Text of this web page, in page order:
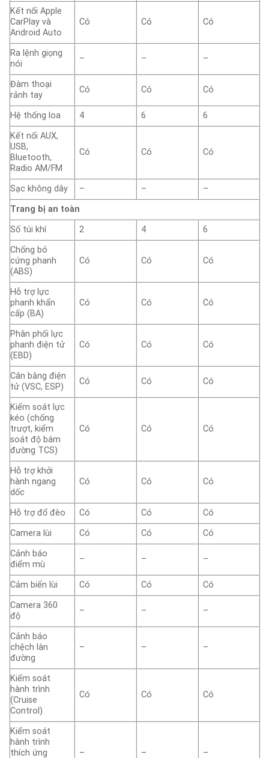
Kết nối Apple
CarPlay và
Android Auto
Có Có Có
Ra lệnh giọng
nói
– – –
Đàm thoại
rảnh tay
Có Có Có
Hệ thống loa 4 6
6
Kết nối AUX,
USB,
Bluetooth,
Radio AM/FM
Có Có Có
Sạc không dây – –
–
Trang bị an toàn
Số túi khí
2 4
6
Chống bó
cứng phanh
(ABS)
Có Có Có
Hỗ trợ lực
phanh khẩn
cấp (BA)
Có Có Có
Phân phối lực
phanh điện tử
(EBD)
Có Có Có
Cân bằng điện
tử (VSC, ESP)
Có Có Có
Kiểm soát lực
kéo (chống
trượt, kiểm
soát độ bám
đường TCS)
Có Có Có
Hỗ trợ khởi
hành ngang
dốc
Có Có Có
Hỗ trợ đổ đèo Có Có
Có
Camera lùi
Có Có
Có
Cảnh báo
điểm mù
– – –
Cảm biến lùi Có Có
Có
Camera 360
độ
– – –
Cảnh báo
chệch làn
đường
– – –
Kiểm soát
hành trình
(Cruise
Control)
Có Có Có
Kiểm soát
hành trình
thích ứng
– – –